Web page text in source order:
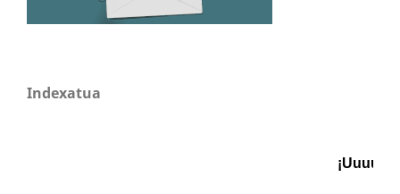
Indexatua